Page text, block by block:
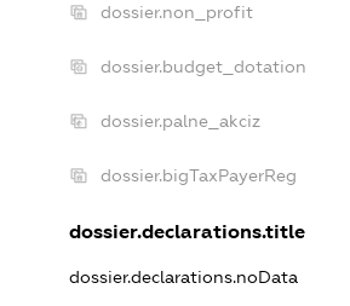
dossier.non_profit
dossier.budget_dotation
dossier.palne_akciz
dossier.bigTaxPayerReg
dossier.declarations.title
dossier.declarations.noData